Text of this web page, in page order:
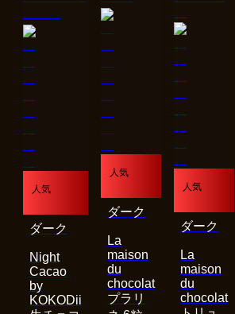
人気
Night
Cacao
by
KOKODii
ダーク
人気
La
maison
du
chocolat
プラリ
ダーク
人気
La
maison
du
chocolat
ダーク